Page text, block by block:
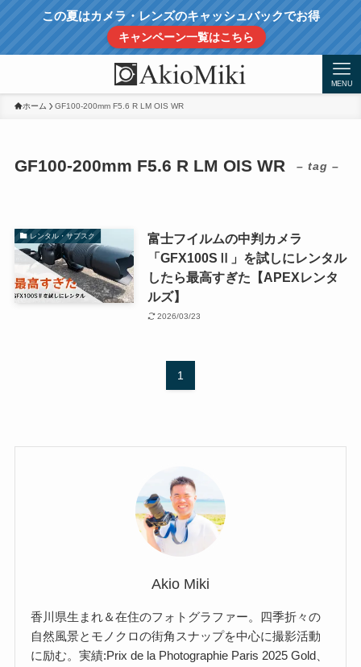
この夏はカメラ・レンズのキャッシュバックでお得
キャンペーン一覧はこちら
MENU
ホーム GF100-200mm F5.6 R LM OIS WR
GF100-200mm F5.6 R LM OIS WR – tag –
レンタル・サブスク
富士フイルムの中判カメラ
「GFX100SⅡ」を試しにレンタル
したら最高すぎた【APEXレンタ
ルズ】
2026/03/23
1
Akio Miki
香川県生まれ＆在住のフォトグラファー。四季折々の
自然風景とモノクロの街角スナップを中心に撮影活動
に励む。実績:Prix de la Photographie Paris 2025 Gold、